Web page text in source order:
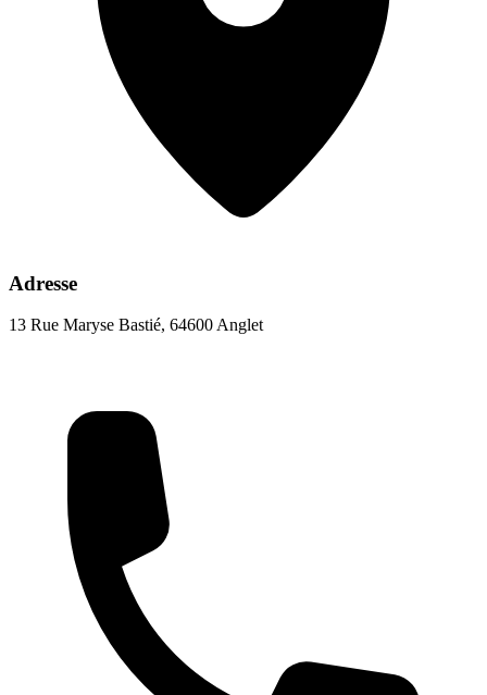
Adresse
13 Rue Maryse Bastié, 64600 Anglet